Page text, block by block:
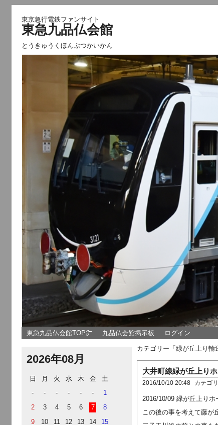
東京急行電鉄ファンサイト
東急九品仏会館
とうきゅうくほんぶつかいかん
東急九品仏会館TOP㌻ 九品仏会館掲示板 ログイン
2026年08月
日 月 火 水 木 金
土
-
- - - - -
1
2
3 4 5 6 7
8
9
10 11 12 13 14
15
カテゴリー「緑が丘上り輸
大井町線緑が丘上り
2016/10/10 20:48 カテゴリ
2016/10/09 緑が丘上り
この後の事を考えて藤が